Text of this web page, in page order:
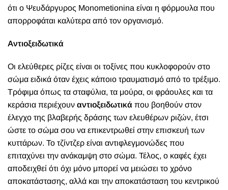
ότι ο Ψευδάργυρος Μonometionina είναι η φόρμουλα που
απορροφάται καλύτερα από τον οργανισμό.
Αντιοξειδωτικά
Οι ελεύθερες ρίζες είναι οι τοξίνες που κυκλοφορούν στο
σώμα ειδικά όταν έχεις κάποιο τραυματισμό από το τρέξιμο.
Τρόφιμα όπως τα σταφύλια, τα μούρα, οι φράουλες και τα
κεράσια περιέχουν αντιοξειδωτικά που βοηθούν στον
έλεγχο της βλαβερής δράσης των ελευθέρων ριζών, έτσι
ώστε το σώμα σου να επικεντρωθεί στην επισκευή των
κυττάρων. Το τζίντζερ είναι αντιφλεγμονώδες που
επιταχύνει την ανάκαμψη στο σώμα. Τέλος, ο καφές έχει
αποδειχθεί ότι όχι μόνο μπορεί να μειώσει το χρόνο
αποκατάστασης, αλλά και την αποκατάσταση του κεντρικού